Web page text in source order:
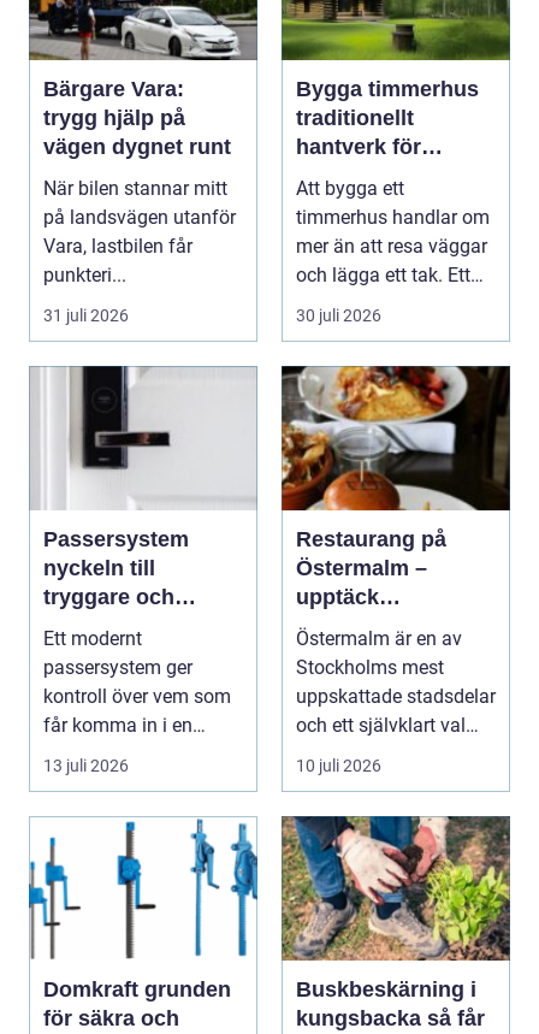
Bärgare Vara:
trygg hjälp på
vägen dygnet runt
När bilen stannar mitt
på landsvägen utanför
Vara, lastbilen får
punkteri...
31 juli 2026
Bygga timmerhus
traditionellt
hantverk för
moderna behov
Att bygga ett
timmerhus handlar om
mer än att resa väggar
och lägga ett tak. Ett
timmerhus är ett lå...
30 juli 2026
Passersystem
nyckeln till
tryggare och
smidigare tillträde
Ett modernt
passersystem ger
kontroll över vem som
får komma in i en
byggnad, när de får
13 juli 2026
Restaurang på
Östermalm –
upptäck
matupplevelser i
en av Stockholms
mest attraktiva
stadsdelar
Östermalm är en av
Stockholms mest
uppskattade stadsdelar
och ett självklart val
f&ou...
10 juli 2026
Domkraft grunden
för säkra och
Buskbeskärning i
kungsbacka så får